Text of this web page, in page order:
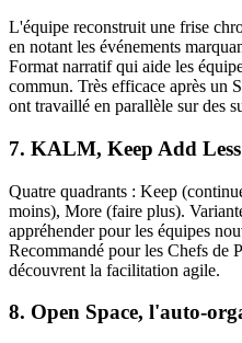
L'équipe reconstruit une frise
en notant les événements
Format narratif qui aide les
commun. Très efficace après un
ont travaillé en parallèle sur des
7. KALM, Keep Add
Quatre quadrants : Keep
moins), More (faire plus).
appréhender pour les équipes
Recommandé pour les Chefs de
découvrent la facilitation agile.
8. Open Space, l'auto-